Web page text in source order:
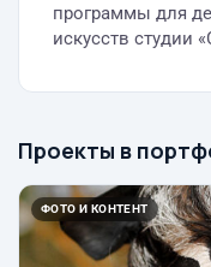
программы для
искусств студии
Проекты в
ФОТО И КОНТЕНТ